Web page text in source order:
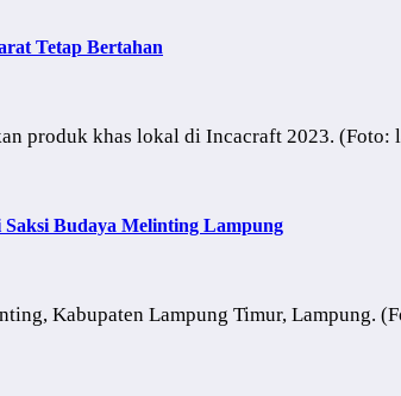
Tetap Bertahan
produk khas lokal di Incacraft 2023.
Budaya Melinting Lampung
Kabupaten Lampung Timur,